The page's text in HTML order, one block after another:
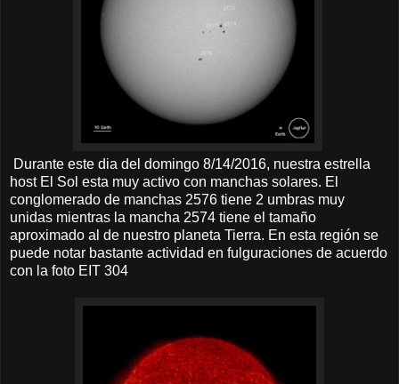
Durante este dia del domingo 8/14/2016, nuestra estrella
host El Sol esta muy activo con manchas solares. El
conglomerado de manchas 2576 tiene 2 umbras muy
unidas mientras la mancha 2574 tiene el tamaño
aproximado al de nuestro planeta Tierra. En esta región se
puede notar bastante actividad en fulguraciones de acuerdo
con la foto EIT 304